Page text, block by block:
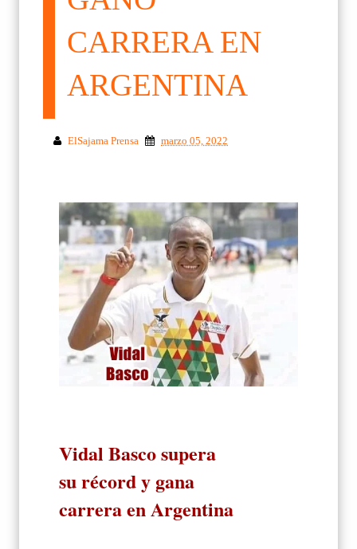
CARRERA EN
ARGENTINA
ElSajama Prensa marzo 05, 2022
Vidal Basco supera
su récord y gana
carrera en Argentina